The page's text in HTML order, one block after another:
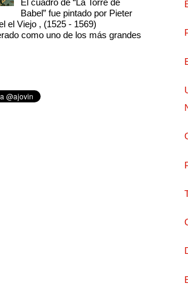
El cuadro de “La Torre de
Babel” fue pintado por Pieter
el Viejo , (1525 - 1569)
como uno de los más grandes